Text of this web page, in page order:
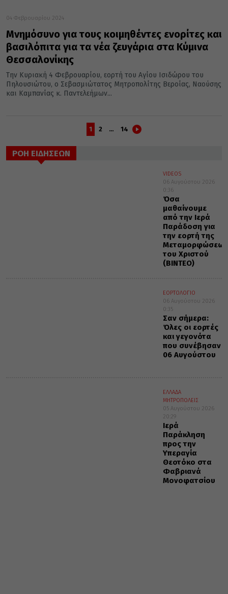
04 Φεβρουαρίου 2024
Μνημόσυνο για τους κοιμηθέντες ενορίτες και
βασιλόπιτα για τα νέα ζευγάρια στα Κύμινα
Θεσσαλονίκης
Την Κυριακή 4 Φεβρουαρίου, εορτή του Αγίου Ισιδώρου του
Πηλουσιώτου, ο Σεβασμιώτατος Μητροπολίτης Βεροίας, Ναούσης
και Καμπανίας κ. Παντελεήμων...
1 2 … 14
ΡΟΗ ΕΙΔΗΣΕΩΝ
VIDEOS
06 Αυγούστου 2026
0:36
Όσα
μαθαίνουμε
από την Ιερά
Παράδοση για
την εορτή της
Μεταμορφώσεως
του Χριστού
(ΒΙΝΤΕΟ)
ΕΟΡΤΟΛΟΓΙΟ
06 Αυγούστου 2026
0:35
Σαν σήμερα:
Όλες οι εορτές
και γεγονότα
που συνέβησαν
06 Αυγούστου
ΕΛΛΑΔΑ
ΜΗΤΡΟΠΟΛΕΙΣ
05 Αυγούστου 2026
20:29
Ιερά
Παράκληση
προς την
Υπεραγία
Θεοτόκο στα
Φαβριανά
Μονοφατσίου